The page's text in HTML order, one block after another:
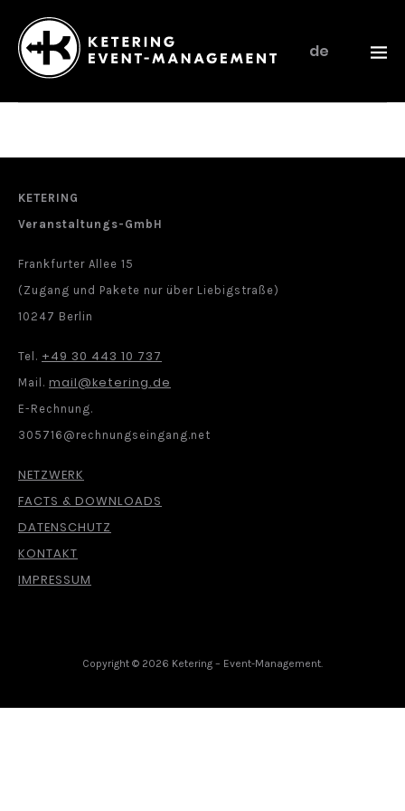
Ketering
Management
de
KETERING
Veranstaltungs-GmbH
Frankfurter Allee 15
(Zugang und Pakete nur über Liebigstraße)
10247 Berlin
Tel. +49 30 443 10 737
Mail. mail@ketering.de
E-Rechnung.
305716@rechnungseingang.net
NETZWERK
FACTS & DOWNLOADS
DATENSCHUTZ
KONTAKT
IMPRESSUM
Copyright © 2026 Ketering – Event-Management